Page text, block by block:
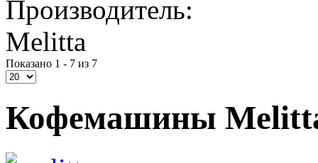
Производитель:
Melitta
Показано 1 - 7 из 7
Кофемашины